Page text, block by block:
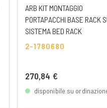
ARB KIT MONTAGGIO
PORTAPACCHI BASE RACK
SISTEMA BED RACK
2-1780680
270,84 €
disponibile su